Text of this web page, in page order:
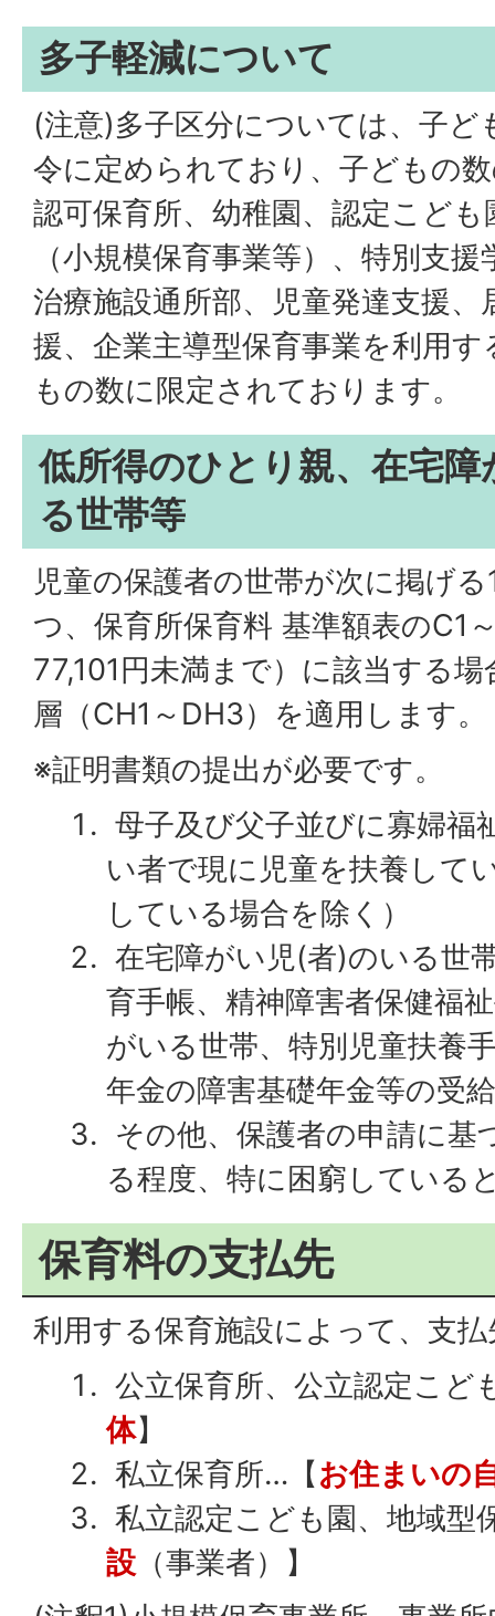
多子軽減について
(注意)多子区分については、子ど
令に定められており、子どもの
認可保育所、幼稚園、認定こど
（小規模保育事業等）、特別支
治療施設通所部、児童発達支援、
援、企業主導型保育事業を利用
もの数に限定されております。
低所得のひとり親、在宅
る世帯等
児童の保護者の世帯が次に掲げ
つ、保育所保育料 基準額表のC1
77,101円未満まで）に該当する
層（CH1～DH3）を適用します。
※証明書類の提出が必要です。
母子及び父子並びに寡婦福
い者で現に児童を扶養して
している場合を除く）
在宅障がい児(者)のいる世
育手帳、精神障害者保健福
がいる世帯、特別児童扶養
年金の障害基礎年金等の受
その他、保護者の申請に基
る程度、特に困窮している
保育料の支払先
利用する保育施設によって、支
公立保育所、公立認定こど
体】
私立保育所…【お住まいの
私立認定こども園、地域型
設 （事業者）】